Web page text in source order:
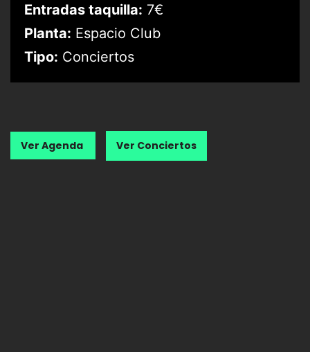
Entradas taquilla: 7€
Planta: Espacio Club
Tipo: Conciertos
Ver Agenda Ver Conciertos